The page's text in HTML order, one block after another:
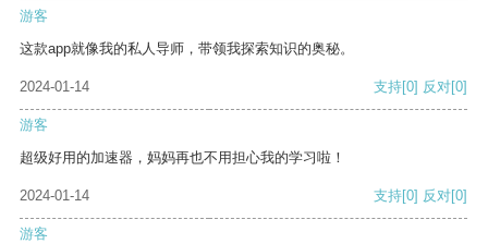
游客
这款app就像我的私人导师，带领我探索知识的奥秘。
2024-01-14 支持[0] 反对[0]
游客
超级好用的加速器，妈妈再也不用担心我的学习啦！
2024-01-14 支持[0] 反对[0]
游客